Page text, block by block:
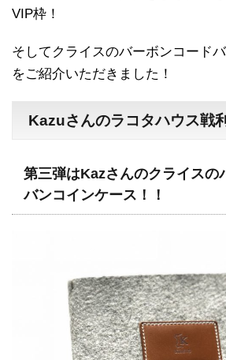
VIP枠！
そしてクライスのバーボンコード
をご紹介いただきました！
Kazuさんのラコタハウス戦
第三弾はKazさんのクライスの
バンコインケース！！